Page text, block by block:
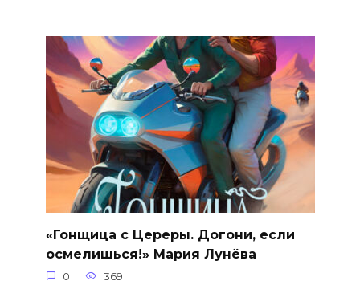
«Гонщица с Цереры. Догони, если
осмелишься!» Мария Лунёва
0 369